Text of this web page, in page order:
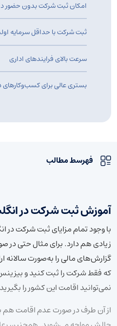
اطلاعات مربوط به سرمایه
توافق‌نامه سهام‌داران
امکان ثبت شرکت بدون حضور
ثبت شرکت با حداقل سرمایه
سرعت بالای فرایندهای اداری
بستری عالی برای کسب‌وکارهای
فهرسط مطالب
آموزش ثبت شرکت در
با وجود تمام مزایای ثبت شرکت در
زیادی هم دارد. برای مثال حتی در
گزارش‌های مالی را به‌صورت سالانه
که فقط شرکت را ثبت کنید و
نمی‌توانید اقامت این کشور را
از آن طرف در صورت عدم اقامت هم